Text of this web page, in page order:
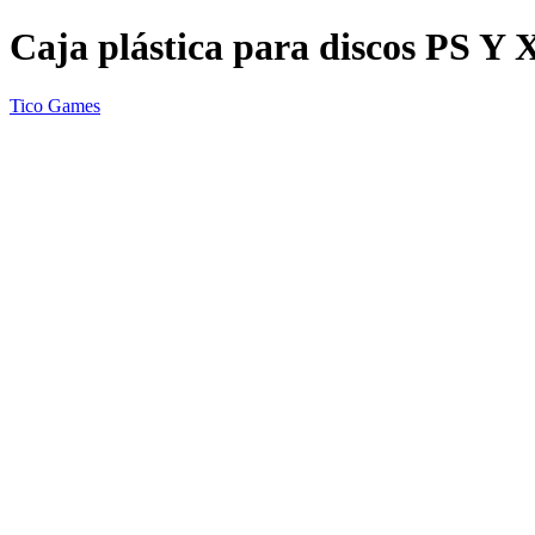
Caja plástica para discos PS Y
Tico Games